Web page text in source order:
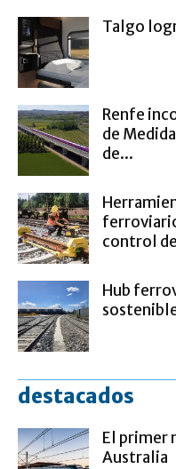
Talgo
Renfe
de
de...
control
Hub
destacados
El primer
Australia